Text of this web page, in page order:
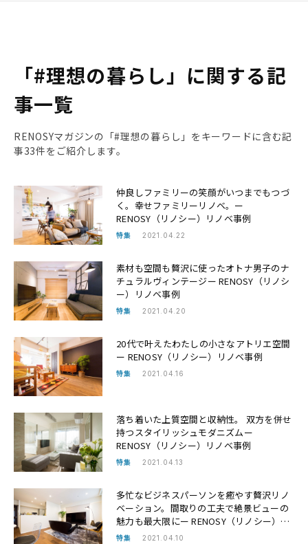
「#理想の暮らし」に関する記
事一覧
RENOSYマガジンの「#理想の暮らし」をキーワードに含む記
事33件をご紹介します。
仲良しファミリーの笑顔がいつまでもつづ
く。幸せファミリーリノベ。ー
RENOSY（リノシー）リノベ事例
特集 2021.04.22
素材も空間も贅沢に使ったオトナ男子のナ
チュラルヴィンテージー RENOSY（リノシ
ー）リノベ事例
特集 2021.04.20
20代で叶えたわたしの小さなアトリエ空間
ー RENOSY（リノシー）リノベ事例
特集 2021.04.16
落ち着いた上質空間と収納性。 双方を併せ
持つスタイリッシュモダニズムー
RENOSY（リノシー）リノベ事例
特集 2021.04.13
多忙なビジネスパーソンを癒やす贅沢リノ
ベーション。間取りの工夫で絶景ビューの
魅力も最大限にー RENOSY（リノシー）リ
ノベ事例
特集 2021.04.10